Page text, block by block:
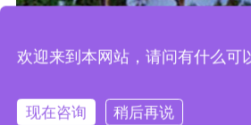
欢迎来到本网站，请问有什么可
现在咨询 稍后再说